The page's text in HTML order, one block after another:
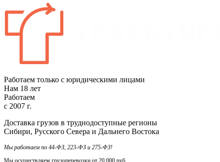
Работаем только с юридическими лицами
Нам 18 лет
Работаем
с 2007 г.
Доставка грузов в труднодоступные регионы
Сибири, Русского Севера и Дальнего Востока
Мы работаем по 44-ФЗ, 223-ФЗ и 275-ФЗ!
Мы осуществляем грузоперевозки от 20 000 руб.